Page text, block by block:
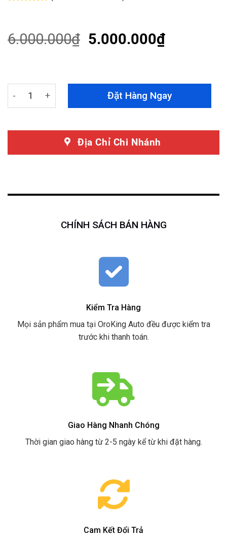
customer
ratings
6.000.000₫ 5.000.000₫
Rèm Trần Vinfast VF5 Bản Mỹ Màu Xám - Giảm Nhiệt
Đặt Hàng Ngay
Địa Chỉ Chi Nhánh
CHÍNH SÁCH BÁN HÀNG
Kiểm Tra Hàng
Mọi sản phẩm mua tại OroKing Auto đều được kiểm tra
trước khi thanh toán.
Giao Hàng Nhanh Chóng
Thời gian giao hàng từ 2-5 ngày kể từ khi đặt hàng.
Cam Kết Đổi Trả